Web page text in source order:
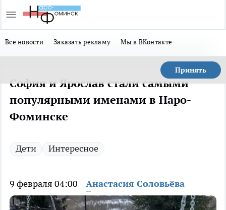
Все новости Заказать рекламу Мы в ВКонтакте
Принять
София и Ярослав стали самыми
популярными именами в Наро-
Фоминске
Дети Интересное
9 февраля 04:00 Анастасия Соловьёва